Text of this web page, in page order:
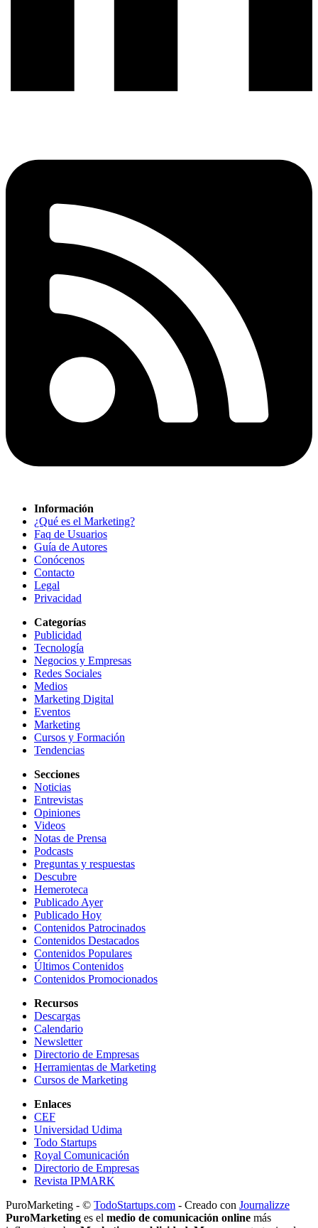
Información
¿Qué es el Marketing?
Faq de Usuarios
Guía de Autores
Conócenos
Contacto
Legal
Privacidad
Categorías
Publicidad
Tecnología
Negocios y Empresas
Redes Sociales
Medios
Marketing Digital
Eventos
Marketing
Cursos y Formación
Tendencias
Secciones
Noticias
Entrevistas
Opiniones
Videos
Notas de Prensa
Podcasts
Preguntas y respuestas
Descubre
Hemeroteca
Publicado Ayer
Publicado Hoy
Contenidos Patrocinados
Contenidos Destacados
Contenidos Populares
Últimos Contenidos
Contenidos Promocionados
Recursos
Descargas
Calendario
Newsletter
Directorio de Empresas
Herramientas de Marketing
Cursos de Marketing
Enlaces
CEF
Universidad Udima
Todo Startups
Royal Comunicación
Directorio de Empresas
Revista IPMARK
PuroMarketing - © TodoStartups.com - Creado con Journalizze
PuroMarketing es el medio de comunicación online más